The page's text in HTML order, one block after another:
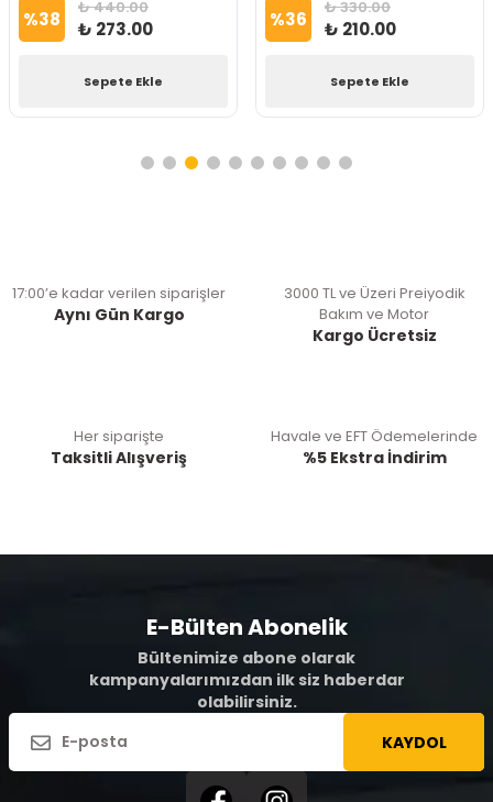
%38 ₺ 440.00
₺ 273.00
Sepete Ekle
%36 ₺ 330.00
₺ 210.00
Sepete Ekle
17:00’e kadar verilen siparişler
Aynı Gün Kargo
3000 TL ve Üzeri Preiyodik
Bakım ve Motor
Kargo Ücretsiz
Her siparişte
Taksitli Alışveriş
Havale ve EFT Ödemelerinde
%5 Ekstra İndirim
E-Bülten Abonelik
Bültenimize abone olarak
kampanyalarımızdan ilk siz haberdar
olabilirsiniz.
KAYDOL